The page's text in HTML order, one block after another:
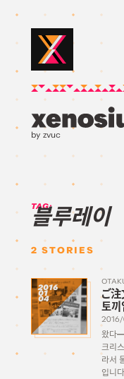
by zvuc
TAG:
블루레이
2 STORIES
2016
01
04
ご注
토끼
왔다
크리
라서
입니